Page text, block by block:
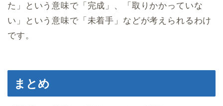
た」という意味で「完成」、「取りかかっていな
い」という意味で「未着手」などが考えられるわけ
です。
まとめ